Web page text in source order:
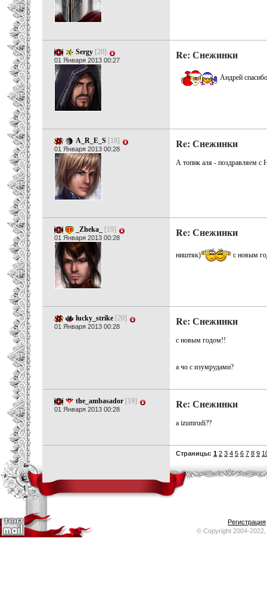
Sergy [20]
01 Января 2013 00:27 Re: Снежинки
Андрей
A_R_E_S [18]
01 Января 2013 00:28 Re: Снежинки
А топик аля - поздравляем с
_Zheka_ [19]
01 Января 2013 00:28 Re: Снежинки
ништяк) с новым
lucky_strike [20]
01 Января 2013 00:28 Re: Снежинки
с новым годом!!
а чо с изумрудами?
the_ambasador [19]
01 Января 2013 00:28 Re: Снежинки
a izumrudi??
Страницы: 1 2 3 4 5 6 7 8 9
Регистрация
© Copyright 2004-